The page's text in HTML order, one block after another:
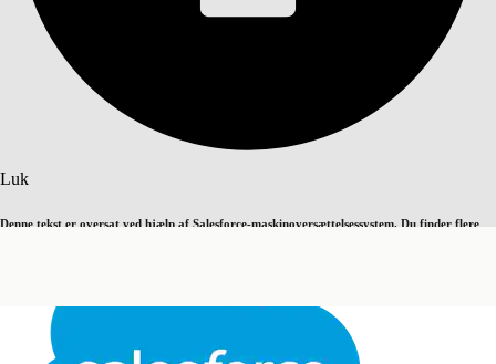
Luk
Denne tekst er oversat ved hjælp af Salesforce-maskinoversættelsessystem. Du finder flere
Luk